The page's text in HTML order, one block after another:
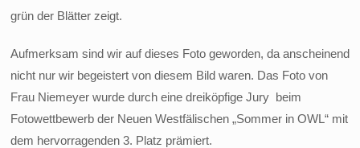
grün der Blätter zeigt.
Aufmerksam sind wir auf dieses Foto geworden, da anscheinend
nicht nur wir begeistert von diesem Bild waren. Das Foto von
Frau Niemeyer wurde durch eine dreiköpfige Jury beim
Fotowettbewerb der Neuen Westfälischen „Sommer in OWL“ mit
dem hervorragenden 3. Platz prämiert.